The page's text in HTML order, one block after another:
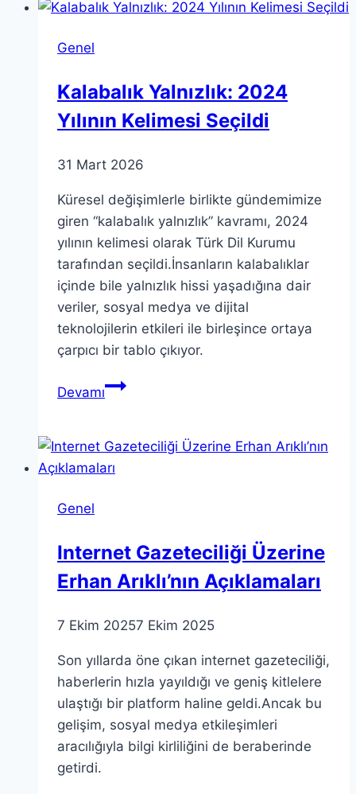
Genel
Kalabalık Yalnızlık: 2024
Yılının Kelimesi Seçildi
31 Mart 2026
Küresel değişimlerle birlikte gündemimize
giren “kalabalık yalnızlık” kavramı, 2024
yılının kelimesi olarak Türk Dil Kurumu
tarafından seçildi.İnsanların kalabalıklar
içinde bile yalnızlık hissi yaşadığına dair
veriler, sosyal medya ve dijital
teknolojilerin etkileri ile birleşince ortaya
çarpıcı bir tablo çıkıyor.
DevamıKalabalık
Yılının
Kelimesi
Genel
Internet Gazeteciliği Üzerine
Erhan Arıklı’nın Açıklamaları
7 Ekim 20257 Ekim 2025
Son yıllarda öne çıkan internet gazeteciliği,
haberlerin hızla yayıldığı ve geniş kitlelere
ulaştığı bir platform haline geldi.Ancak bu
gelişim, sosyal medya etkileşimleri
aracılığıyla bilgi kirliliğini de beraberinde
getirdi.